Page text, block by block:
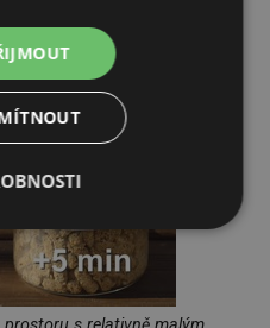
Soubory
cílení